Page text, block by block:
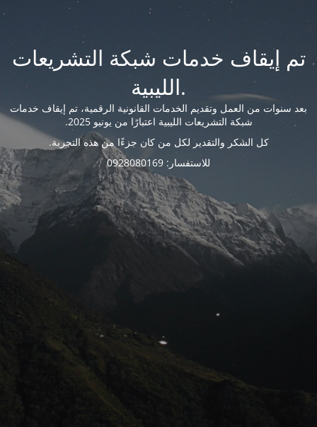
تم إيقاف خدمات شبكة التشريعات
الليبية.
بعد سنوات من العمل وتقديم الخدمات القانونية الرقمية، تم إيقاف خدمات
شبكة التشريعات الليبية اعتبارًا من يونيو 2025.
كل الشكر والتقدير لكل من كان جزءًا من هذه التجربة.
للاستفسار: 0928080169